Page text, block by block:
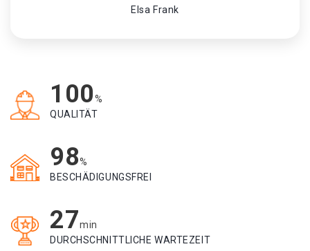
Elsa Frank
100%
QUALITÄT
98%
BESCHÄDIGUNGSFREI
27min
DURCHSCHNITTLICHE WARTEZEIT